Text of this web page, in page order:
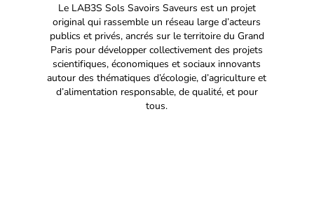
Le LAB3S Sols Savoirs Saveurs est un projet
original qui rassemble un réseau large d’acteurs
publics et privés, ancrés sur le territoire du Grand
Paris pour développer collectivement des projets
scientifiques, économiques et sociaux innovants
autour des thématiques d’écologie, d’agriculture et
d’alimentation responsable, de qualité, et pour
tous.